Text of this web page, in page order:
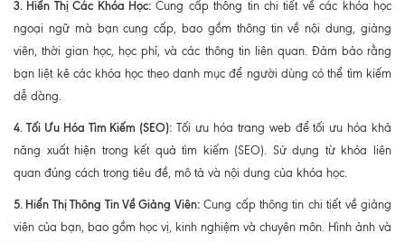
3. Hiển Thị Các Khóa Học: Cung cấp thông tin chi tiết về các khóa học
ngoại ngữ mà bạn cung cấp, bao gồm thông tin về nội dung, giảng
viên, thời gian học, học phí, và các thông tin liên quan. Đảm bảo rằng
bạn liệt kê các khóa học theo danh mục để người dùng có thể tìm kiếm
dễ dàng.
4. Tối Ưu Hóa Tìm Kiếm (SEO): Tối ưu hóa trang web để tối ưu hóa khả
năng xuất hiện trong kết quả tìm kiếm (SEO). Sử dụng từ khóa liên
quan đúng cách trong tiêu đề, mô tả và nội dung của khóa học.
5. Hiển Thị Thông Tin Về Giảng Viên:Cung cấp thông tin chi tiết về giảng
viên của bạn, bao gồm học vị, kinh nghiệm và chuyên môn. Hình ảnh và